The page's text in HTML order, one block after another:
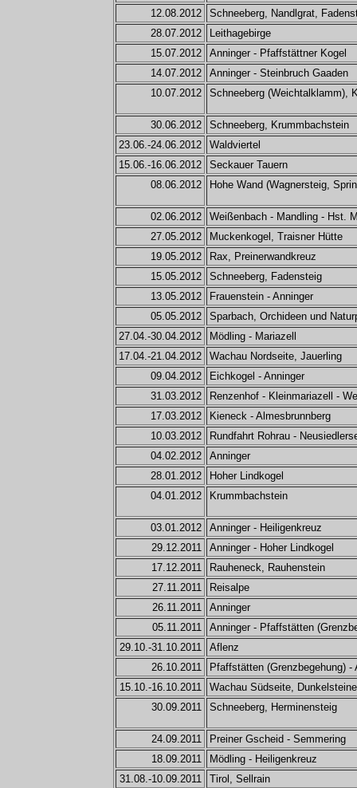
12.08.2012
Schneeberg, Nandlgrat,
28.07.2012
Leithagebirge
15.07.2012
Anninger - Pfaffstättner Kogel
14.07.2012
Anninger - Steinbruch Gaaden
10.07.2012
Schneeberg (Weichtalklamm),
30.06.2012
Schneeberg, Krummbachstein
23.06.-24.06.2012
Waldviertel
15.06.-16.06.2012
Seckauer Tauern
08.06.2012
Hohe Wand (Wagnersteig,
02.06.2012
Weißenbach - Mandling - Hst.
27.05.2012
Muckenkogel, Traisner Hütte
19.05.2012
Rax, Preinerwandkreuz
15.05.2012
Schneeberg, Fadensteig
13.05.2012
Frauenstein - Anninger
05.05.2012
Sparbach, Orchideen und
27.04.-30.04.2012
Mödling - Mariazell
17.04.-21.04.2012
Wachau Nordseite, Jauerling
09.04.2012
Eichkogel - Anninger
31.03.2012
Renzenhof - Kleinmariazell -
17.03.2012
Kieneck - Almesbrunnberg
10.03.2012
Rundfahrt Rohrau -
04.02.2012
Anninger
28.01.2012
Hoher Lindkogel
04.01.2012
Krummbachstein
03.01.2012
Anninger - Heiligenkreuz
29.12.2011
Anninger - Hoher Lindkogel
17.12.2011
Rauheneck, Rauhenstein
27.11.2011
Reisalpe
26.11.2011
Anninger
05.11.2011
Anninger - Pfaffstätten
29.10.-31.10.2011
Aflenz
26.10.2011
Pfaffstätten (Grenzbegehung) -
15.10.-16.10.2011
Wachau Südseite,
30.09.2011
Schneeberg, Herminensteig
24.09.2011
Preiner Gscheid - Semmering
18.09.2011
Mödling - Heiligenkreuz
31.08.-10.09.2011
Tirol, Sellrain